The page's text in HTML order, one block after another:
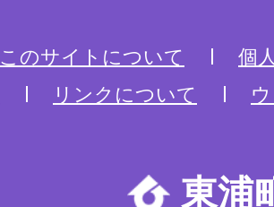
このサイトについて
個
リンクについて
東浦